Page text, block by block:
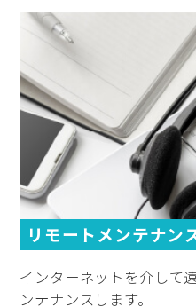
リモートメンテナン
インターネットを介して
ンテナンスします。